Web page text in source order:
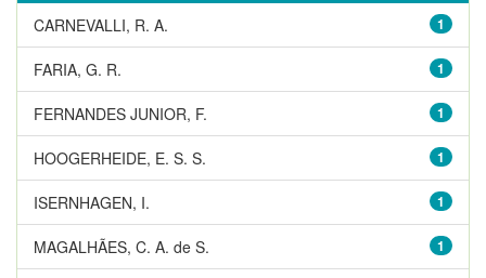
1
CARNEVALLI, R. A.
1
FARIA, G. R.
1
FERNANDES JUNIOR, F.
1
HOOGERHEIDE, E. S. S.
1
ISERNHAGEN, I.
1
MAGALHÃES, C. A. de S.